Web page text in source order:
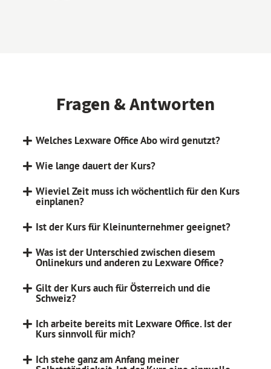
Fragen & Antworten
Welches Lexware Office Abo wird genutzt?
Wie lange dauert der Kurs?
Wieviel Zeit muss ich wöchentlich für den Kurs
einplanen?
Ist der Kurs für Kleinunternehmer geeignet?
Was ist der Unterschied zwischen diesem
Onlinekurs und anderen zu Lexware Office?
Gilt der Kurs auch für Österreich und die
Schweiz?
Ich arbeite bereits mit Lexware Office. Ist der
Kurs sinnvoll für mich?
Ich stehe ganz am Anfang meiner